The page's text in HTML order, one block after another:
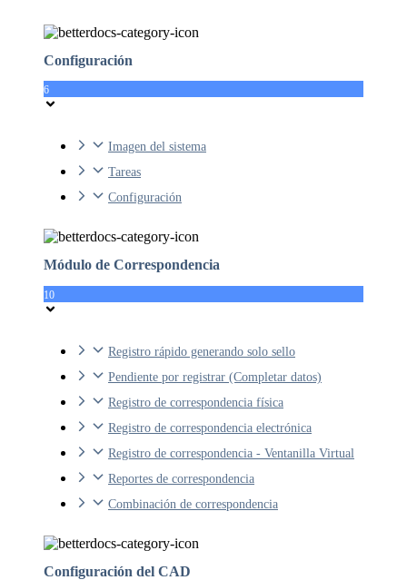
Configuración
6
Imagen del sistema
Tareas
Configuración
Módulo de Correspondencia
10
Registro rápido generando solo sello
Pendiente por registrar (Completar datos)
Registro de correspondencia física
Registro de correspondencia electrónica
Registro de correspondencia - Ventanilla Virtual
Reportes de correspondencia
Combinación de correspondencia
Configuración del CAD